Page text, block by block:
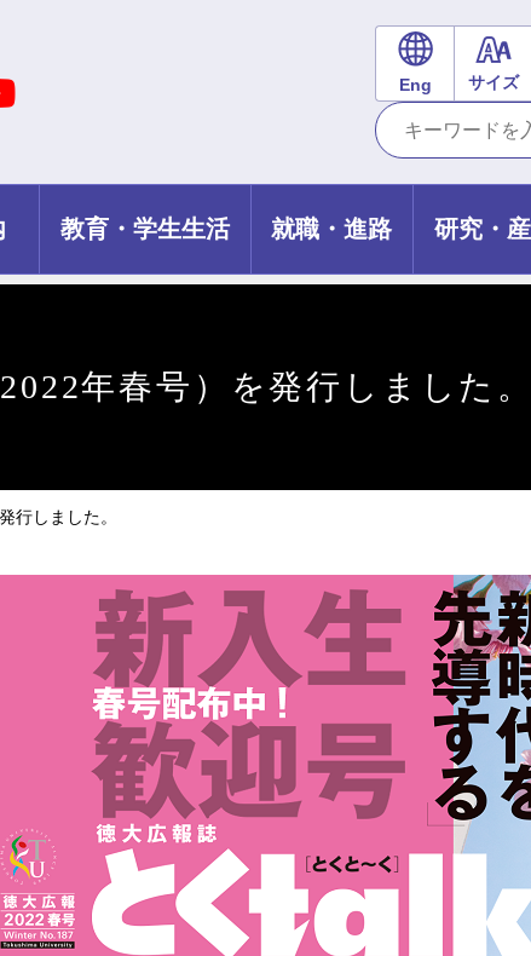
Eng サイズ
教育・学生生活 就職・進路 研究・
年春号）を発行しました。
行しました。